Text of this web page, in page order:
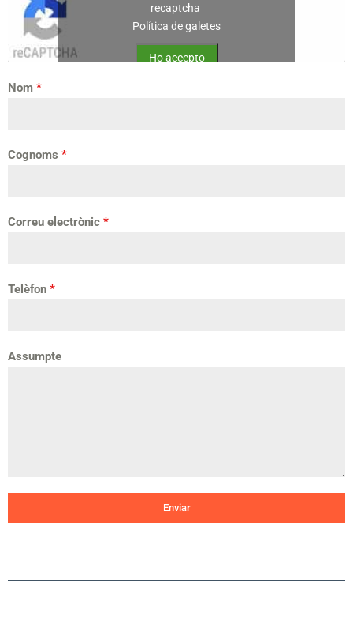
recaptcha
Política de galetes
Ho accepto
Nom *
Cognoms *
Correu electrònic *
Telèfon *
Assumpte
Enviar